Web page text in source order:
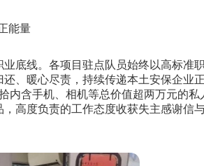
能量
底线。各项目驻点队员始终以高标准
、暖心尽责，持续传递本土安保企业
内含手机、相机等总价值超两万元的私
高度负责的工作态度收获失主感谢信